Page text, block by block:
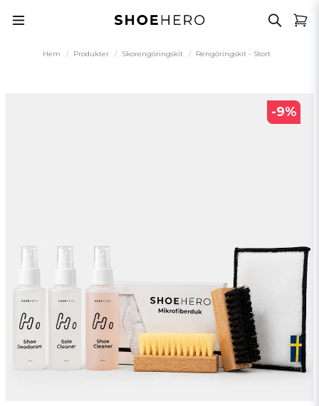
Hem Produkter Skorengöringskit Rengöringskit - Stort
-9%